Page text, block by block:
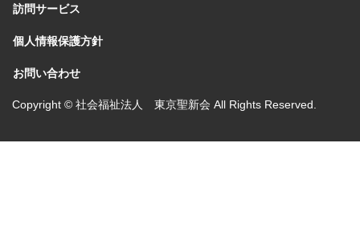
訪問サービス
個人情報保護方針
お問い合わせ
Copyright © 社会福祉法人 東京聖新会 All Rights Reserved.